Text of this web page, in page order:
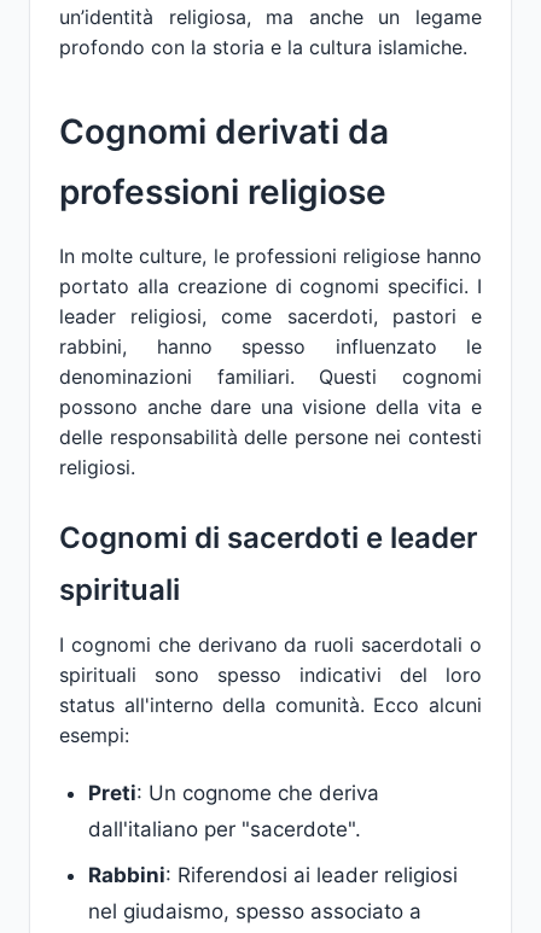
un’identità religiosa, ma anche un legame
profondo con la storia e la cultura islamiche.
Cognomi derivati da
professioni religiose
In molte culture, le professioni religiose hanno
portato alla creazione di cognomi specifici. I
leader religiosi, come sacerdoti, pastori e
rabbini, hanno spesso influenzato le
denominazioni familiari. Questi cognomi
possono anche dare una visione della vita e
delle responsabilità delle persone nei contesti
religiosi.
Cognomi di sacerdoti e leader
spirituali
I cognomi che derivano da ruoli sacerdotali o
spirituali sono spesso indicativi del loro
status all'interno della comunità. Ecco alcuni
esempi:
Preti: Un cognome che deriva
dall'italiano per "sacerdote".
Rabbini: Riferendosi ai leader religiosi
nel giudaismo, spesso associato a